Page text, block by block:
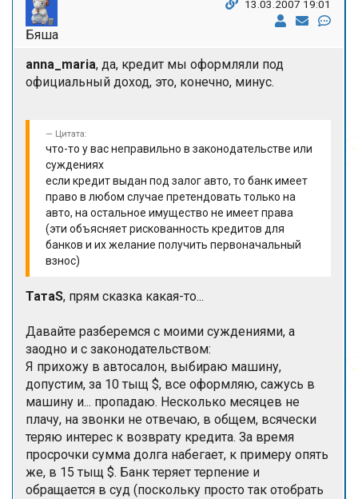
Бяша
13.03.2007 19:01
anna_maria, да, кредит мы оформляли под
официальный доход, это, конечно, минус.
Цитата:
что-то у вас неправильно в законодательстве или
суждениях
если кредит выдан под залог авто, то банк имеет
право в любом случае претендовать только на
авто, на остальное имущество не имеет права
(эти объясняет рискованность кредитов для
банков и их желание получить первоначальный
взнос)
ТатаS, прям сказка какая-то...
Давайте разберемся с моими суждениями, а
заодно и с законодательством:
Я прихожу в автосалон, выбираю машину,
допустим, за 10 тыщ $, все оформляю, сажусь в
машину и... пропадаю. Несколько месяцев не
плачу, на звонки не отвечаю, в общем, всячески
теряю интерес к возврату кредита. За время
просрочки сумма долга набегает, к примеру опять
же, в 15 тыщ $. Банк теряет терпение и
обращается в суд (поскольку просто так отобрать